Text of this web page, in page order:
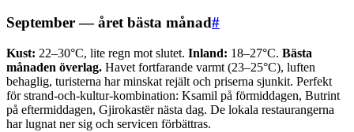
September — året bästa månad#
Kust: 22–30°C, lite regn mot slutet. Inland: 18–27°C. Bästa
månaden överlag. Havet fortfarande varmt (23–25°C), luften
behaglig, turisterna har minskat rejält och priserna sjunkit. Perfekt
för strand-och-kultur-kombination: Ksamil på förmiddagen, Butrint
på eftermiddagen, Gjirokastër nästa dag. De lokala restaurangerna
har lugnat ner sig och servicen förbättras.